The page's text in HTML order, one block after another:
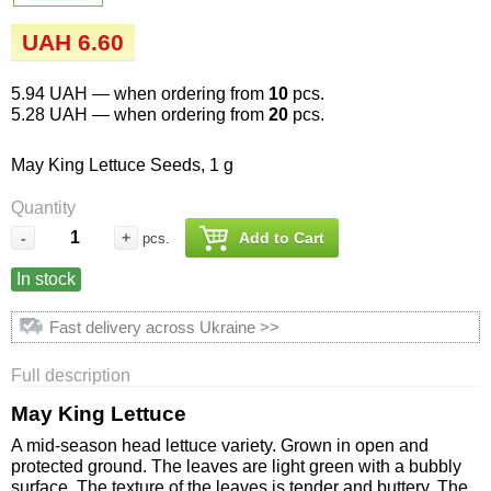
UAH 6.60
5.94 UAH — when ordering from 10 pcs.
5.28 UAH — when ordering from 20 pcs.
May King Lettuce Seeds, 1 g
Quantity
- + pcs. Add to Cart
In stock
Fast delivery across Ukraine >>
Full description
May King Lettuce
A mid-season head lettuce variety. Grown in open and
protected ground. The leaves are light green with a bubbly
Семена перца
Семена петрушки
Семена пряных трав
Семена редьки
Семена салата
Семена сельдерея
Удобрения «Сударушка», «Рязаночка»
100 г
Удобрения «Чистый лист» кристаллические
Удобрения «Чистый лист» в палочках
Опрыскиватели
Горшки для цветов, кашпо
Перчатки
Средства защиты от колорадского жука
Средства защиты от тараканов, прусаков,
Средства защиты от комаров, москитов,
клещей, ос, мошек, слепней